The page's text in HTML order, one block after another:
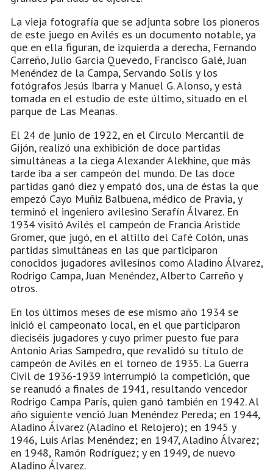
La vieja fotografía que se adjunta sobre los pioneros
de este juego en Avilés es un documento notable, ya
que en ella figuran, de izquierda a derecha, Fernando
Carreño, Julio García Quevedo, Francisco Galé, Juan
Menéndez de la Campa, Servando Solís y los
fotógrafos Jesús Ibarra y Manuel G. Alonso, y está
tomada en el estudio de este último, situado en el
parque de Las Meanas.
El 24 de junio de 1922, en el Círculo Mercantil de
Gijón, realizó una exhibición de doce partidas
simultáneas a la ciega Alexander Alekhine, que más
tarde iba a ser campeón del mundo. De las doce
partidas ganó diez y empató dos, una de éstas la que
empezó Cayo Muñiz Balbuena, médico de Pravia, y
terminó el ingeniero avilesino Serafín Álvarez. En
1934 visitó Avilés el campeón de Francia Aristide
Gromer, que jugó, en el altillo del Café Colón, unas
partidas simultáneas en las que participaron
conocidos jugadores avilesinos como Aladino Álvarez,
Rodrigo Campa, Juan Menéndez, Alberto Carreño y
otros.
En los últimos meses de ese mismo año 1934 se
inició el campeonato local, en el que participaron
dieciséis jugadores y cuyo primer puesto fue para
Antonio Arias Sampedro, que revalidó su título de
campeón de Avilés en el torneo de 1935. La Guerra
Civil de 1936-1939 interrumpió la competición, que
se reanudó a finales de 1941, resultando vencedor
Rodrigo Campa París, quien ganó también en 1942. Al
año siguiente venció Juan Menéndez Pereda; en 1944,
Aladino Álvarez (Aladino el Relojero); en 1945 y
1946, Luis Arias Menéndez; en 1947, Aladino Álvarez;
en 1948, Ramón Rodríguez; y en 1949, de nuevo
Aladino Álvarez.